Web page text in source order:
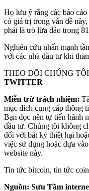
Họ lưu ý rằng các báo
có giá trị trong vấn đề
phải là trò lừa đảo trong
Nghiên cứu nhấn mạnh
với các nhà đầu tư khi
THEO DÕI CHÚNG
TWITTER
Miễn trừ trách nhiệm:
mục đích cung cấp thông
Bạn đọc nên tự tiến hành
đầu tư. Chúng tôi không
đối với bất kỳ thiệt hại
việc sử dụng hoặc dựa
website này.
Tin tức bitcoin, tin tức coin
Nguồn: Sưu Tầm